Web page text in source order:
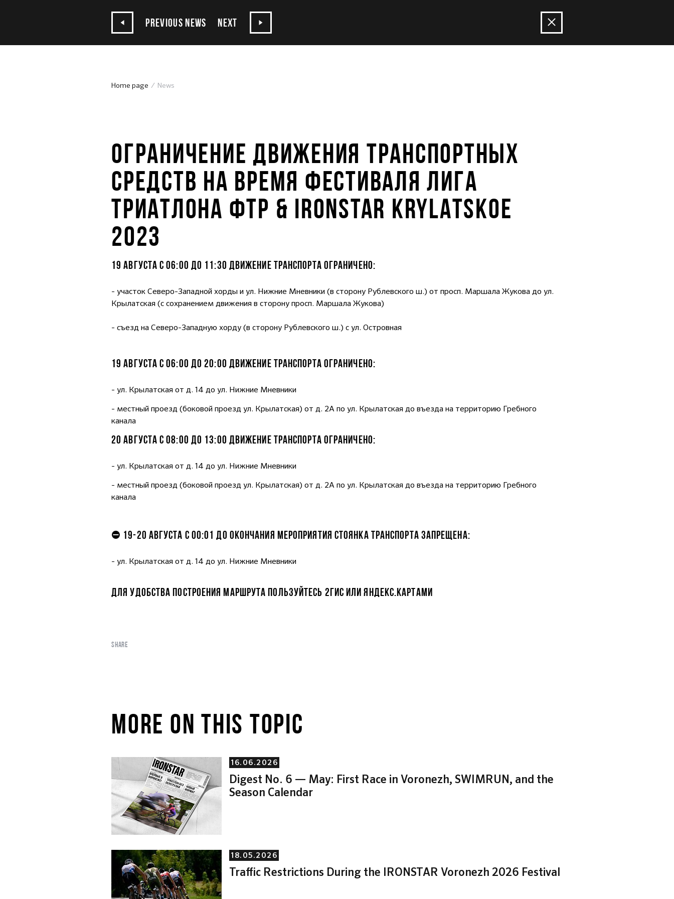
PREVIOUS NEWS NEXT
Home page News
ОГРАНИЧЕНИЕ ДВИЖЕНИЯ ТРАНСПОРТНЫХ
СРЕДСТВ НА ВРЕМЯ ФЕСТИВАЛЯ ЛИГА
ТРИАТЛОНА ФТР & IRONSTAR KRYLATSKOE
2023
19 АВГУСТА С 06:00 ДО 11:30 ДВИЖЕНИЕ ТРАНСПОРТА ОГРАНИЧЕНО:
- участок Северо-Западной хорды и ул. Нижние Мневники (в сторону Рублевского ш.) от просп. Маршала Жукова до ул.
Крылатская (с сохранением движения в сторону просп. Маршала Жукова)
- съезд на Северо-Западную хорду (в сторону Рублевского ш.) с ул. Островная
19 АВГУСТА С 06:00 ДО 20:00 ДВИЖЕНИЕ ТРАНСПОРТА ОГРАНИЧЕНО:
- ул. Крылатская от д. 14 до ул. Нижние Мневники
- местный проезд (боковой проезд ул. Крылатская) от д. 2А по ул. Крылатская до въезда на территорию Гребного
канала
20 АВГУСТА С 08:00 ДО 13:00 ДВИЖЕНИЕ ТРАНСПОРТА ОГРАНИЧЕНО:
- ул. Крылатская от д. 14 до ул. Нижние Мневники
- местный проезд (боковой проезд ул. Крылатская) от д. 2А по ул. Крылатская до въезда на территорию Гребного
канала
⛔ 19-20 АВГУСТА С 00:01 ДО ОКОНЧАНИЯ МЕРОПРИЯТИЯ СТОЯНКА ТРАНСПОРТА ЗАПРЕЩЕНА:
- ул. Крылатская от д. 14 до ул. Нижние Мневники
ДЛЯ УДОБСТВА ПОСТРОЕНИЯ МАРШРУТА ПОЛЬЗУЙТЕСЬ 2ГИС ИЛИ ЯНДЕКС.КАРТАМИ
SHARE
MORE ON THIS TOPIC
16.06.2026
Digest No. 6 — May: First Race in Voronezh, SWIMRUN, and the
Season Calendar
18.05.2026
Traffic Restrictions During the IRONSTAR Voronezh 2026 Festival